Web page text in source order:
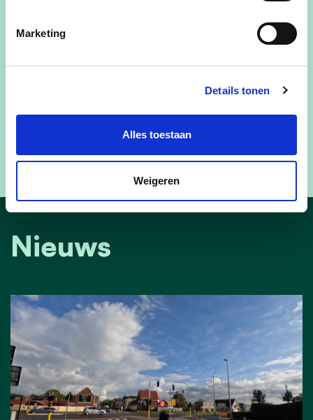
Marketing
Details tonen
Alles toestaan
Weigeren
Wat betreft jouw vraag naar de dorpsdynamiek
van Maria-Assumpta: dit is in het huidig
Henricus en Wijnendale. We bekijken alvast de
mogelijkheden om een dossier in te dienen bij
LEADER i.v.m. wijkgerichte economie. We doen
echt ons uiterste best."
Nieuws